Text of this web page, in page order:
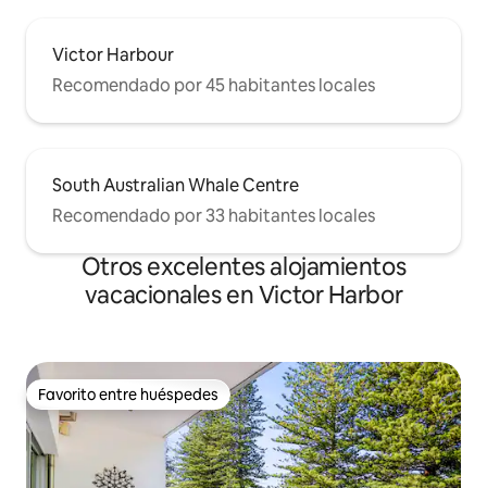
Victor Harbour
Recomendado por 45 habitantes locales
South Australian Whale Centre
Recomendado por 33 habitantes locales
Otros excelentes alojamientos
vacacionales en Victor Harbor
Favorito entre huéspedes
Favorito entre huéspedes